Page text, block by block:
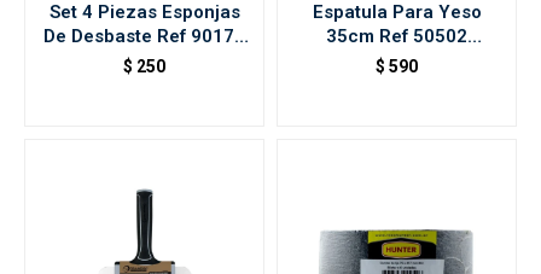
Set 4 Piezas Esponjas
De Desbaste Ref 90177
Rollingdog
$ 250
Espatula Para Yeso
35cm Ref 50502
Rollingdog
$ 590